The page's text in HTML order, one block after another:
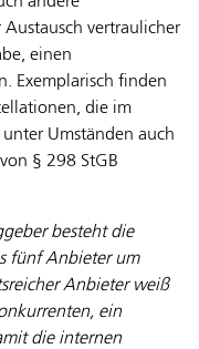
Austausch vertraulicher
einen
Exemplarisch finden
die im
Umständen auch
§ 298 StGB
besteht die
fünf Anbieter um
Anbieter weiß
ein
die internen